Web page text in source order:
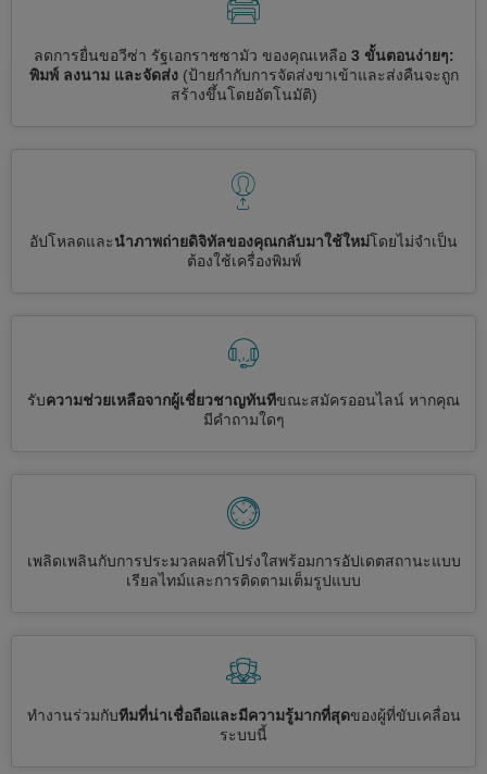
ลดการยื่นขอวีซ่า รัฐเอกราชซามัว ของคุณเหลือ 3 ขั้นตอนง่ายๆ:
พิมพ์ ลงนาม และจัดส่ง (ป้ายกำกับการจัดส่งขาเข้าและส่งคืนจะถูก
สร้างขึ้นโดยอัตโนมัติ)
อัปโหลดและนำภาพถ่ายดิจิทัลของคุณกลับมาใช้ใหม่โดยไม่จำเป็น
ต้องใช้เครื่องพิมพ์
รับความช่วยเหลือจากผู้เชี่ยวชาญทันทีขณะสมัครออนไลน์ หากคุณ
มีคำถามใดๆ
เพลิดเพลินกับการประมวลผลที่โปร่งใสพร้อมการอัปเดตสถานะแบบ
เรียลไทม์และการติดตามเต็มรูปแบบ
ทำงานร่วมกับทีมที่น่าเชื่อถือและมีความรู้มากที่สุดของผู้ที่ขับเคลื่อน
ระบบนี้